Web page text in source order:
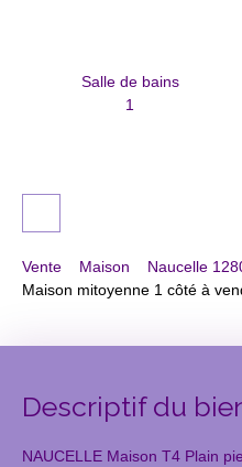
Salle de bains
1
Vente Maison
Naucelle
Maison mitoyenne 1 côté à
Descriptif du
NAUCELLE Maison T4 Plain